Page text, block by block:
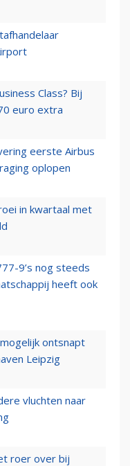
Class? Bij
euro extra
eerste Airbus
oplopen
in kwartaal met
9’s nog steeds
heeft ook
ontsnapt
Leipzig
vluchten naar
roer over bij